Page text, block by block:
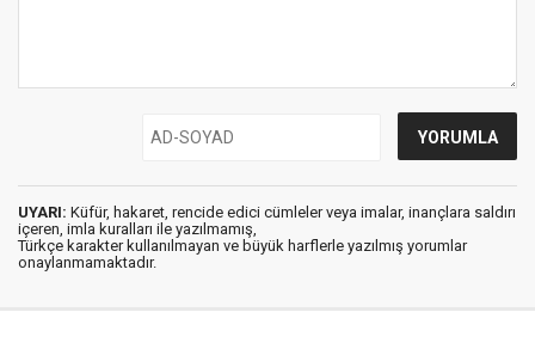
UYARI: Küfür, hakaret, rencide edici cümleler veya imalar, inançlara saldırı
içeren, imla kuralları ile yazılmamış,
Türkçe karakter kullanılmayan ve büyük harflerle yazılmış yorumlar
onaylanmamaktadır.